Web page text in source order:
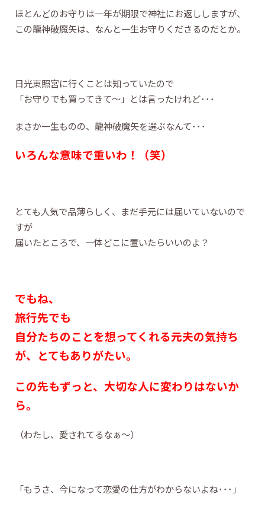
ほとんどのお守りは一年が期限で神社にお返ししますが、
この龍神破魔矢は、なんと一生お守りくださるのだとか。
日光東照宮に行くことは知っていたので
「お守りでも買ってきて～」とは言ったけれど･･･
まさか一生ものの、龍神破魔矢を選ぶなんて･･･
いろんな意味で重いわ！（笑）
とても人気で品薄らしく、まだ手元には届いていないので
すが
届いたところで、一体どこに置いたらいいのよ？
でもね、
旅行先でも
自分たちのことを想ってくれる元夫の気持ち
が、とてもありがたい。
この先もずっと、大切な人に変わりはないか
ら。
（わたし、愛されてるなぁ～）
「もうさ、今になって恋愛の仕方がわからないよね･･･」